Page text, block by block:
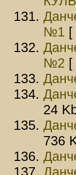
№1 [
№2 [
24
736